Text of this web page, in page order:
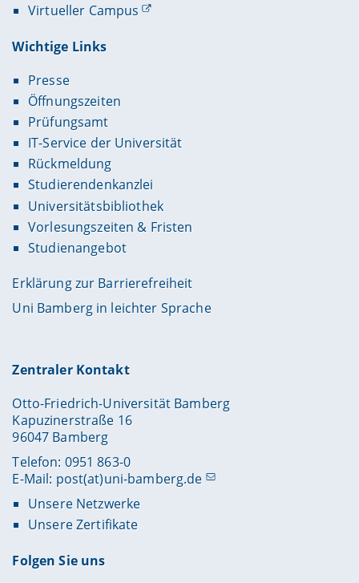
Virtueller Campus
Wichtige Links
Presse
Öffnungszeiten
Prüfungsamt
IT-Service der Universität
Rückmeldung
Studierendenkanzlei
Universitätsbibliothek
Vorlesungszeiten & Fristen
Studienangebot
Erklärung zur Barrierefreiheit
Uni Bamberg in leichter Sprache
Zentraler Kontakt
Otto-Friedrich-Universität Bamberg
Kapuzinerstraße 16
96047 Bamberg
Telefon: 0951 863-0
E-Mail: post(at)uni-bamberg.de
Unsere Netzwerke
Unsere Zertifikate
Folgen Sie uns